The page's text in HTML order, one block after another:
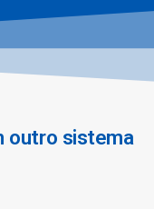
outro sistema